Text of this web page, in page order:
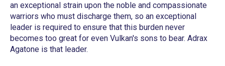
an exceptional strain upon the noble and compassionate
warriors who must discharge them, so an exceptional
leader is required to ensure that this burden never
becomes too great for even Vulkan's sons to bear. Adrax
Agatone is that leader.